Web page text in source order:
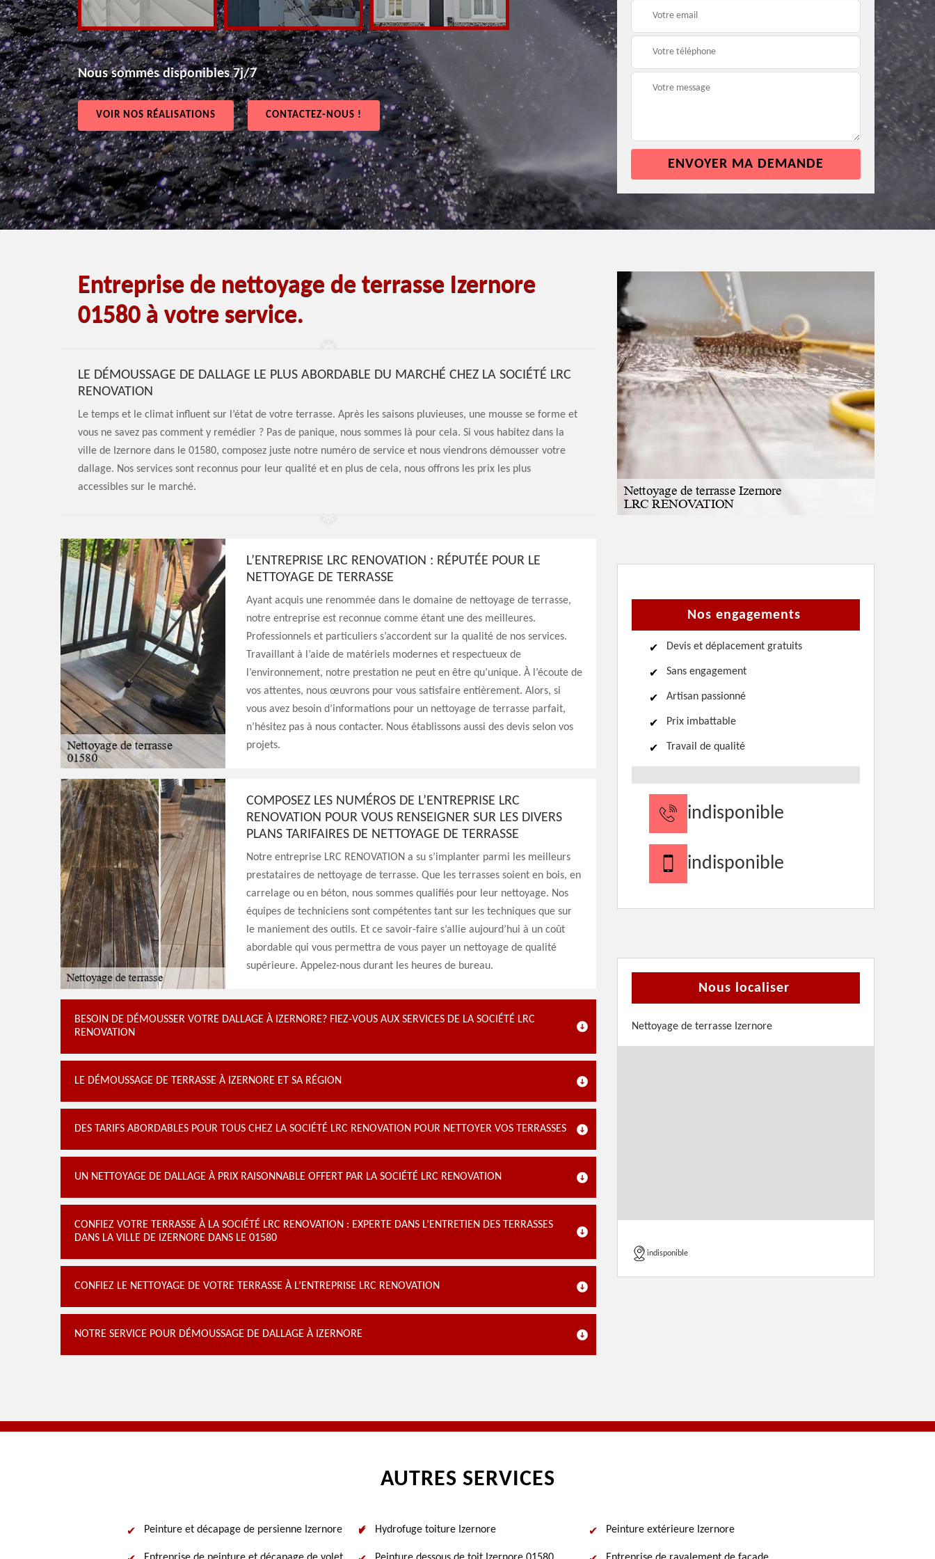
Nous sommes disponibles 7j/7
VOIR NOS RÉALISATIONS CONTACTEZ-NOUS !
Entreprise de nettoyage de terrasse Izernore
01580 à votre service.
LE DÉMOUSSAGE DE DALLAGE LE PLUS ABORDABLE DU MARCHÉ CHEZ LA SOCIÉTÉ LRC
RENOVATION
Le temps et le climat influent sur l’état de votre terrasse. Après les saisons pluvieuses, une mousse se forme et
vous ne savez pas comment y remédier ? Pas de panique, nous sommes là pour cela. Si vous habitez dans la
ville de Izernore dans le 01580, composez juste notre numéro de service et nous viendrons démousser votre
dallage. Nos services sont reconnus pour leur qualité et en plus de cela, nous offrons les prix les plus
accessibles sur le marché.
L’ENTREPRISE LRC RENOVATION : RÉPUTÉE POUR LE
NETTOYAGE DE TERRASSE
Ayant acquis une renommée dans le domaine de nettoyage de terrasse,
notre entreprise est reconnue comme étant une des meilleures.
Professionnels et particuliers s’accordent sur la qualité de nos services.
Travaillant à l’aide de matériels modernes et respectueux de
l’environnement, notre prestation ne peut en être qu’unique. À l’écoute de
vos attentes, nous œuvrons pour vous satisfaire entièrement. Alors, si
vous avez besoin d’informations pour un nettoyage de terrasse parfait,
n’hésitez pas à nous contacter. Nous établissons aussi des devis selon vos
projets.
COMPOSEZ LES NUMÉROS DE L’ENTREPRISE LRC
RENOVATION POUR VOUS RENSEIGNER SUR LES DIVERS
PLANS TARIFAIRES DE NETTOYAGE DE TERRASSE
Notre entreprise LRC RENOVATION a su s’implanter parmi les meilleurs
prestataires de nettoyage de terrasse. Que les terrasses soient en bois, en
carrelage ou en béton, nous sommes qualifiés pour leur nettoyage. Nos
équipes de techniciens sont compétentes tant sur les techniques que sur
le maniement des outils. Et ce savoir-faire s’allie aujourd’hui à un coût
abordable qui vous permettra de vous payer un nettoyage de qualité
supérieure. Appelez-nous durant les heures de bureau.
BESOIN DE DÉMOUSSER VOTRE DALLAGE À IZERNORE? FIEZ-VOUS AUX SERVICES DE LA SOCIÉTÉ LRC
RENOVATION
LE DÉMOUSSAGE DE TERRASSE À IZERNORE ET SA RÉGION
DES TARIFS ABORDABLES POUR TOUS CHEZ LA SOCIÉTÉ LRC RENOVATION POUR NETTOYER VOS TERRASSES
UN NETTOYAGE DE DALLAGE À PRIX RAISONNABLE OFFERT PAR LA SOCIÉTÉ LRC RENOVATION
CONFIEZ VOTRE TERRASSE À LA SOCIÉTÉ LRC RENOVATION : EXPERTE DANS L’ENTRETIEN DES TERRASSES
DANS LA VILLE DE IZERNORE DANS LE 01580
CONFIEZ LE NETTOYAGE DE VOTRE TERRASSE À L’ENTREPRISE LRC RENOVATION
NOTRE SERVICE POUR DÉMOUSSAGE DE DALLAGE À IZERNORE
Nos engagements
Devis et déplacement gratuits
Sans engagement
Artisan passionné
Prix imbattable
Travail de qualité
indisponible
indisponible
Nous localiser
Nettoyage de terrasse Izernore
indisponible
AUTRES SERVICES
Peinture et décapage de persienne Izernore Hydrofuge toiture Izernore Peinture extérieure Izernore